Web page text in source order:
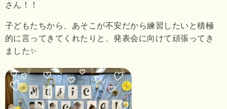
さん！！
子どもたちから、あそこが不安だから練習したいと積極
的に言ってきてくれたりと、発表会に向けて頑張ってき
ました✨